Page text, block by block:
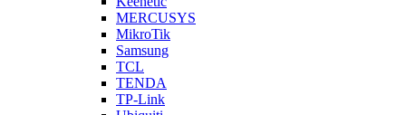
MERCUSYS
MikroTik
Samsung
TCL
TENDA
TP-Link